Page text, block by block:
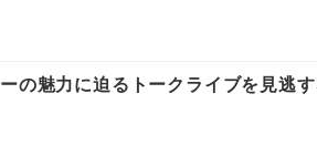
の魅力に迫るトークライブを見逃